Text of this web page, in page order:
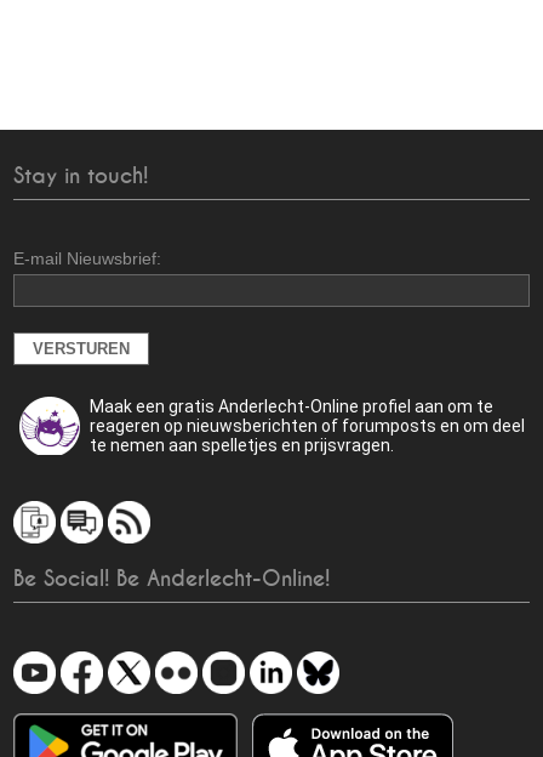
Stay in touch!
E-mail Nieuwsbrief:
Maak een gratis Anderlecht-Online profiel aan om te
reageren op nieuwsberichten of forumposts en om deel
te nemen aan spelletjes en prijsvragen.
Be Social! Be Anderlecht-Online!